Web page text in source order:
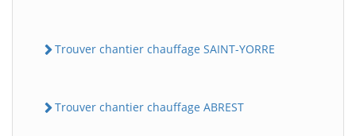
Trouver chantier chauffage SAINT-YORRE
Trouver chantier chauffage ABREST